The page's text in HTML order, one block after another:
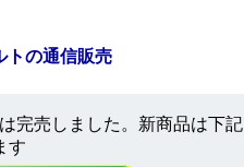
トの通信販売
は完売しました。新商品は下記
す